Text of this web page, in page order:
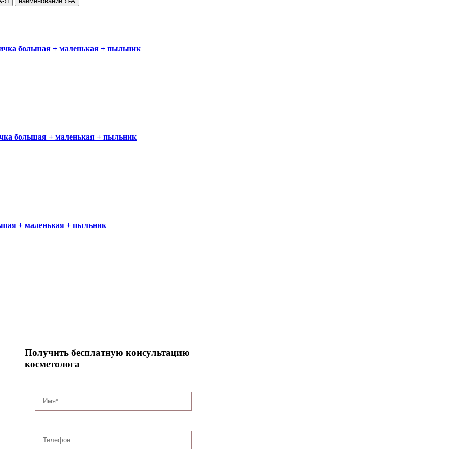
большая + маленькая + пыльник
большая + маленькая + пыльник
+ маленькая + пыльник
Получить бесплатную консультацию
косметолога